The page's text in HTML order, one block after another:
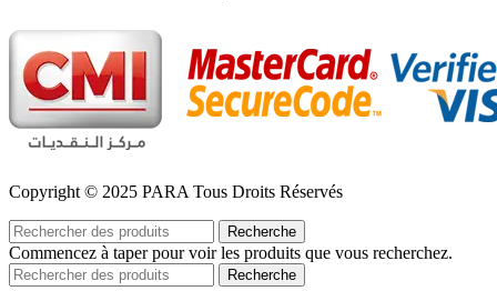
Copyright © 2025 PARA Tous Droits Réservés
Recherche
Commencez à taper pour voir les produits que vous recherchez.
Recherche